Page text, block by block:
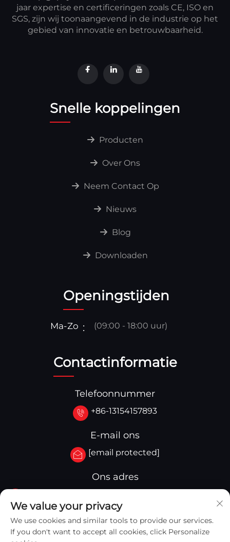
jaar expertise en certificeringen zoals CE, ISO en
SGS, zijn wij toonaangevend in de industrie op het
gebied van innovatie en betrouwbaarheid.
Snelle koppelingen
Producten
Over Ons
Neem Contact Op
Nieuws
Blog
Downloaden
Openingstijden
Ma-Zo (09:00 - 18:00 uur)
Contactinformatie
Telefoonnummer
+86-13154157893
E-mail ons
[email protected]
Ons adres
Qinghua Street,Yingkou Zone Yingkou,China
We value your privacy
We use cookies and similar tools to provide our services.
If you don't want to accept all cookies, click Personalize